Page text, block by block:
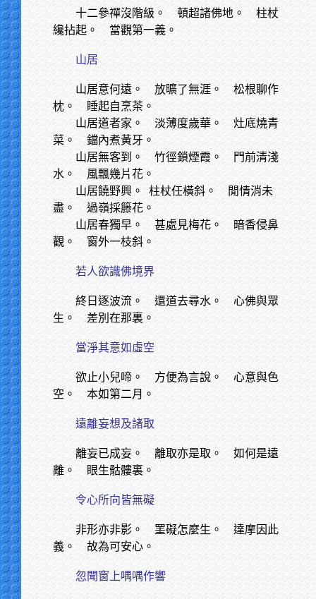
十二參禪沒階級。 頓超諸佛地。 柱杖
纔拈起。 當觀第一義。
山居
山居意何遠。 放曠了無涯。 松根聊作
枕。 睡起自烹茶。
山居道者家。 淡薄度歲華。 灶底燒青
菜。 鐺內煮黃牙。
山居無客到。 竹徑鎖煙霞。 門前清淺
水。 風飄幾片花。
山居饒野興。
柱杖任橫斜。 閒情消未
盡。 過嶺採籐花。
山居春獨早。 甚處見梅花。 暗香侵鼻
觀。 窗外一枝斜。
若人欲識佛境界
終日逐波流。 還道去尋水。 心佛與眾
生。 差別在那裏。
當淨其意如虛空
欲止小兒啼。 方便為言說。 心意與色
空。 本如第二月。
遠離妄想及諸取
離妄已成妄。 離取亦是取。 如何是遠
離。 眼生骷髏裏。
令心所向皆無礙
非形亦非影。 罣礙怎麼生。 達摩因此
義。 故為可安心。
忽聞窗上喁喁作響